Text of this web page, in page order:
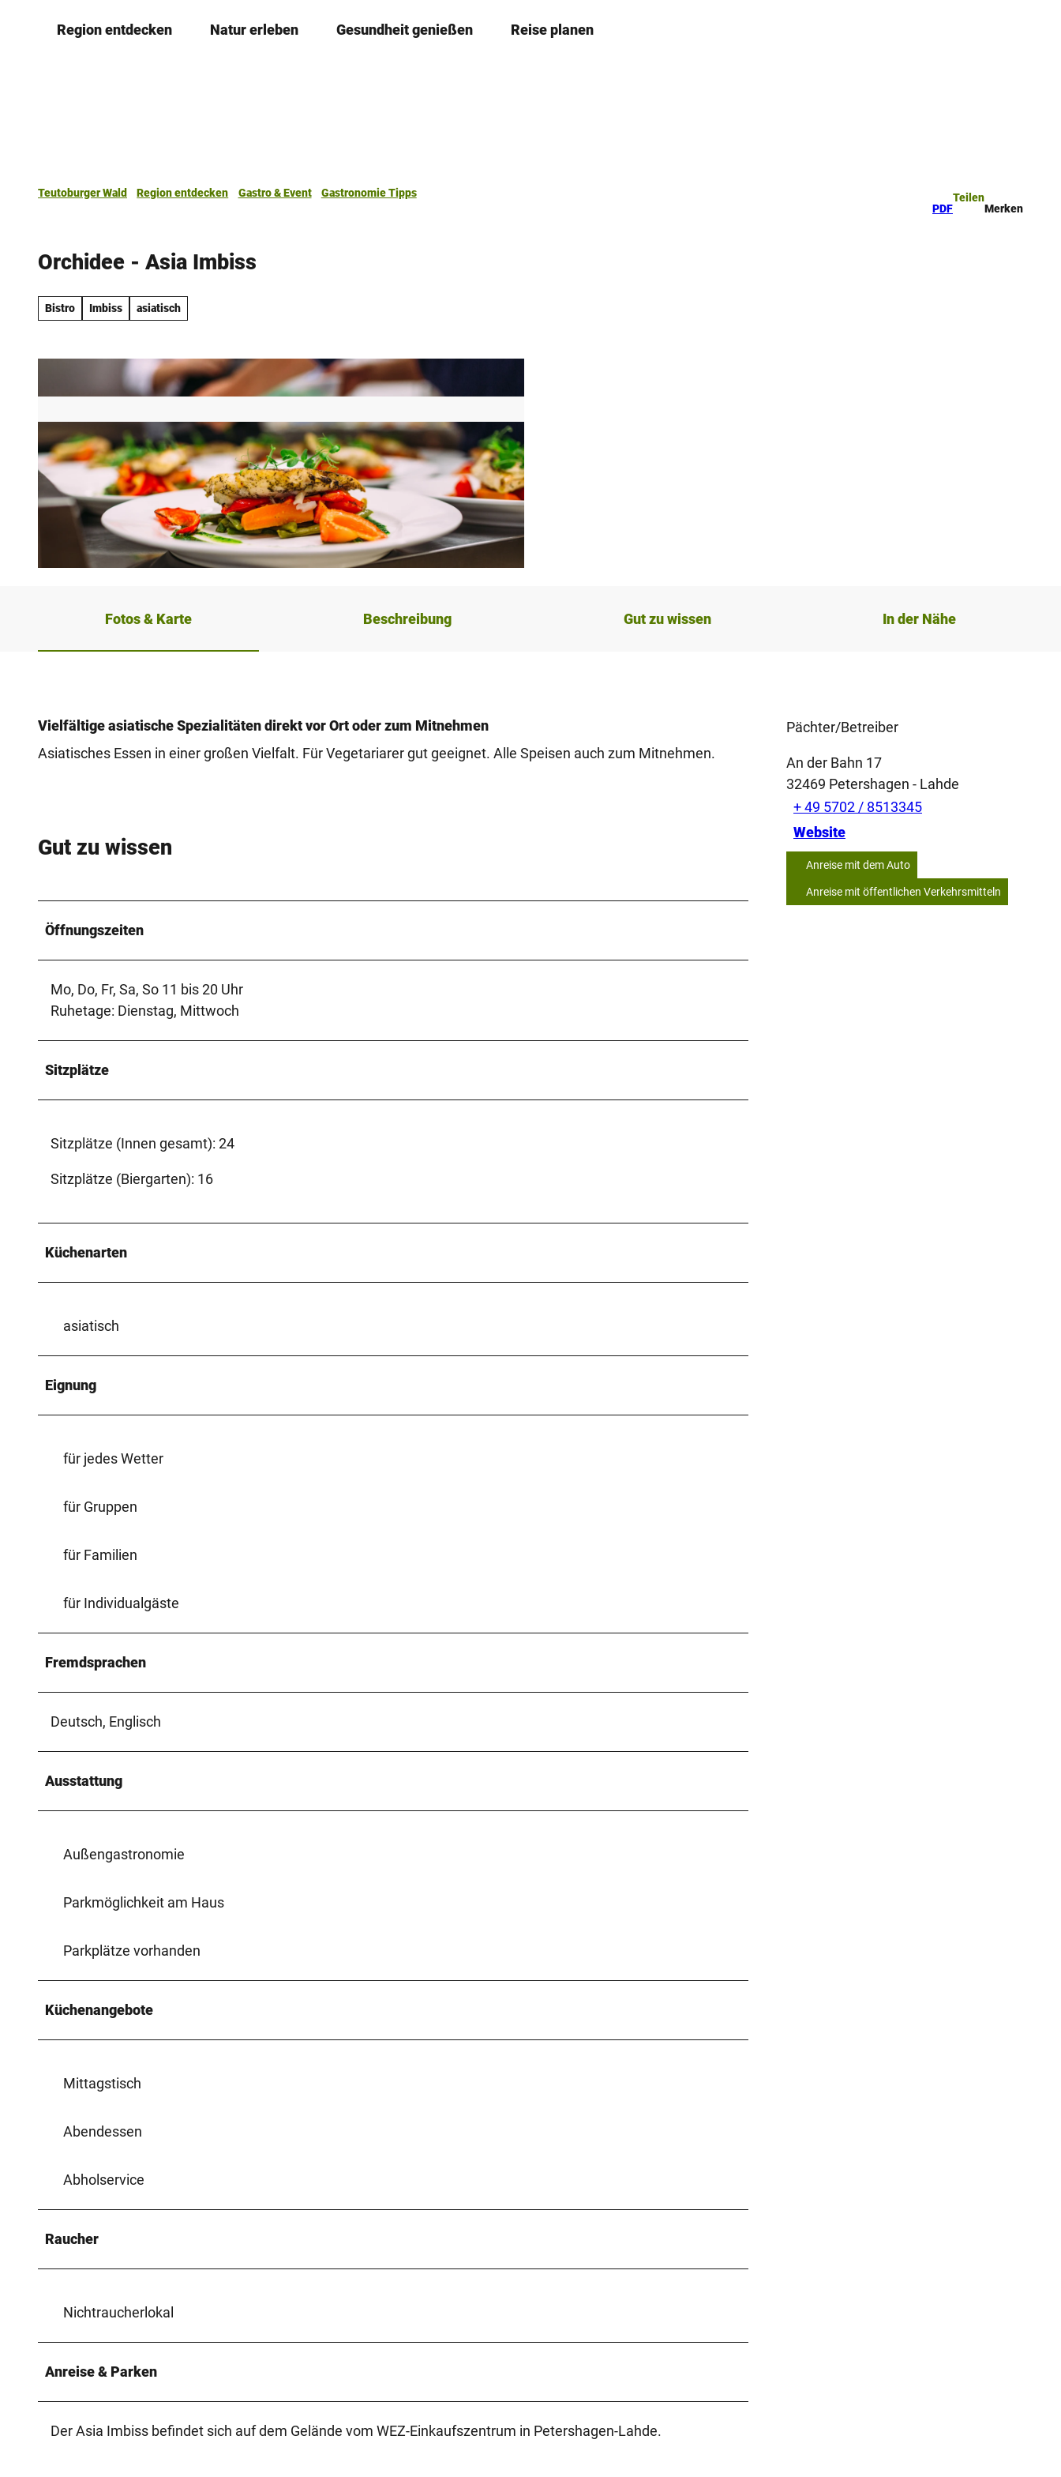
Region entdecken Natur erleben Gesundheit genießen Reise planen
Teutoburger Wald Region entdecken Gastro & Event
Gastronomie Tipps
PDF
Teilen
Merken
Orchidee - Asia Imbiss
Bistro Imbiss asiatisch
Fotos & Karte Beschreibung Gut zu wissen In der Nähe
Vielfältige asiatische Spezialitäten direkt vor Ort oder zum Mitnehmen
Asiatisches Essen in einer großen Vielfalt. Für Vegetariarer gut geeignet. Alle Speisen auch zum Mitnehmen.
Gut zu wissen
Öffnungszeiten
Mo, Do, Fr, Sa, So 11 bis 20 Uhr
Ruhetage: Dienstag, Mittwoch
Sitzplätze
Sitzplätze (Innen gesamt): 24
Sitzplätze (Biergarten): 16
Küchenarten
asiatisch
Eignung
für jedes Wetter
für Gruppen
für Familien
für Individualgäste
Fremdsprachen
Deutsch, Englisch
Ausstattung
Außengastronomie
Parkmöglichkeit am Haus
Parkplätze vorhanden
Küchenangebote
Mittagstisch
Abendessen
Abholservice
Raucher
Nichtraucherlokal
Anreise & Parken
Der Asia Imbiss befindet sich auf dem Gelände vom WEZ-Einkaufszentrum in Petershagen-Lahde.
Pächter/Betreiber
An der Bahn 17
32469 Petershagen - Lahde
+ 49 5702 / 8513345
Website
Anreise mit dem Auto
Anreise mit öffentlichen Verkehrsmitteln